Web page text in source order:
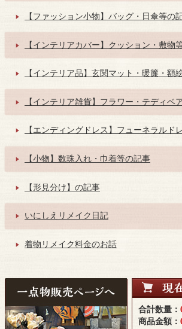
【ファッション小物】バッグ・日傘等の
【インテリアカバー】クッション・敷物
【インテリア品】玄関マット・暖簾・額
【インテリア雑貨】フラワー・テディベ
【エンディングドレス】フューネラルド
【小物】数珠入れ・巾着等の記事
【形見分け】の記事
いにしえリメイク日記
着物リメイク料金のお話
合計数量：
商品金額：